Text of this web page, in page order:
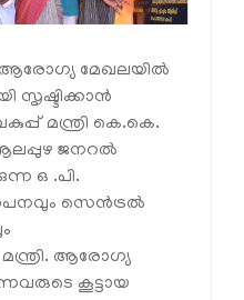
മേഖലയില്‍
സൃഷ്ടിക്കാന്‍
മന്ത്രി കെ.കെ.
ജനറല്‍
ഒ .പി.
സെന്‍ട്രല്‍
ആരോഗ്യ
കൂട്ടായ